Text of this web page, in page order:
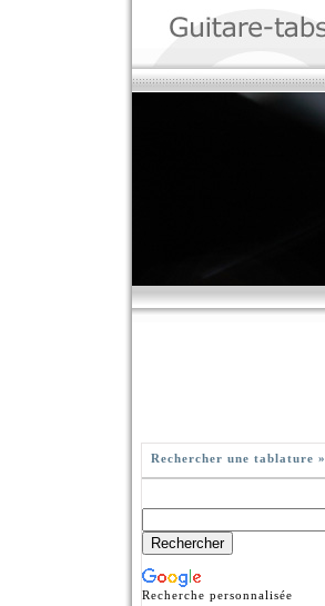
Rechercher une tablature »
Recherche personnalisée